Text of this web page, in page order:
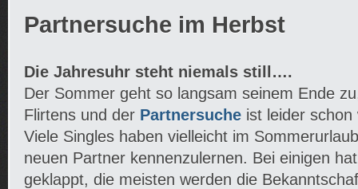
Partnersuche im Herbst
Die Jahresuhr steht niemals still….
Der Sommer geht so langsam seinem Ende
Flirtens und der Partnersuche ist leider
Viele Singles haben vielleicht im
neuen Partner kennenzulernen. Bei einigen
geklappt, die meisten werden die